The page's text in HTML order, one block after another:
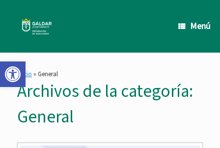
Abrir barra de herramientas
contenido
Menú
Inicio » General
Archivos de la categoría:
General